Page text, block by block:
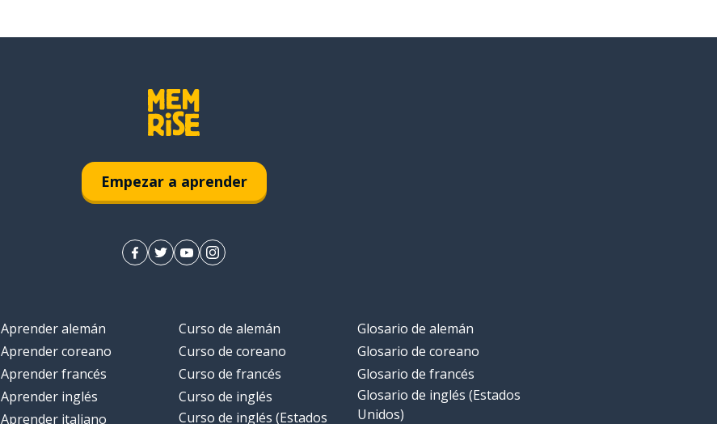
Empezar a aprender
Aprender alemán
Aprender coreano
Aprender francés
Aprender inglés
Aprender italiano
Curso de alemán
Curso de coreano
Curso de francés
Curso de inglés
Curso de inglés (Estados
Glosario de alemán
Glosario de coreano
Glosario de francés
Glosario de inglés (Estados
Unidos)